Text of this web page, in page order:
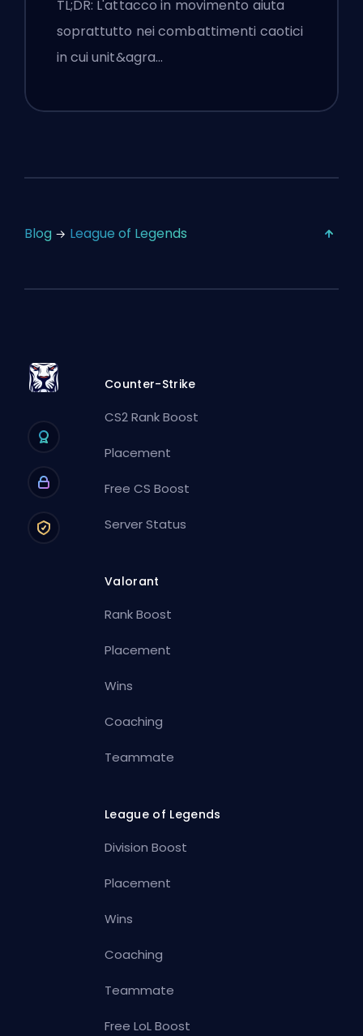
TL;DR: L'attacco in movimento aiuta
soprattutto nei combattimenti caotici
in cui unit&agra…
Blog League of Legends
Counter-Strike
CS2 Rank Boost
Placement
Free CS Boost
Server Status
Valorant
Rank Boost
Placement
Wins
Coaching
Teammate
League of Legends
Division Boost
Placement
Wins
Coaching
Teammate
Free LoL Boost